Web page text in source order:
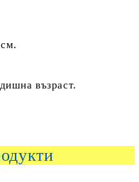
възраст.